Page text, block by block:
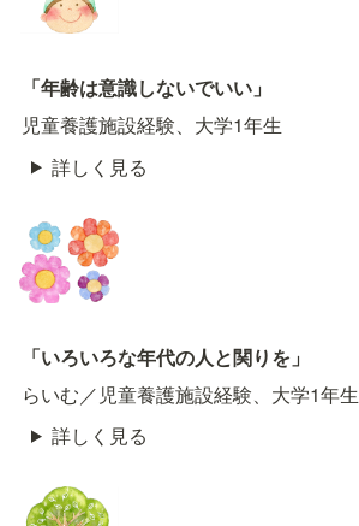
「年齢は意識しないでいい」
児童養護施設経験、大学1年生
詳しく見る
「いろいろな年代の人と関りを」
らいむ／児童養護施設経験、大学1年生
詳しく見る